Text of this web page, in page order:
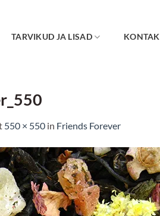
TARVIKUD JA LISAD
550 × 550 in Friends Forever